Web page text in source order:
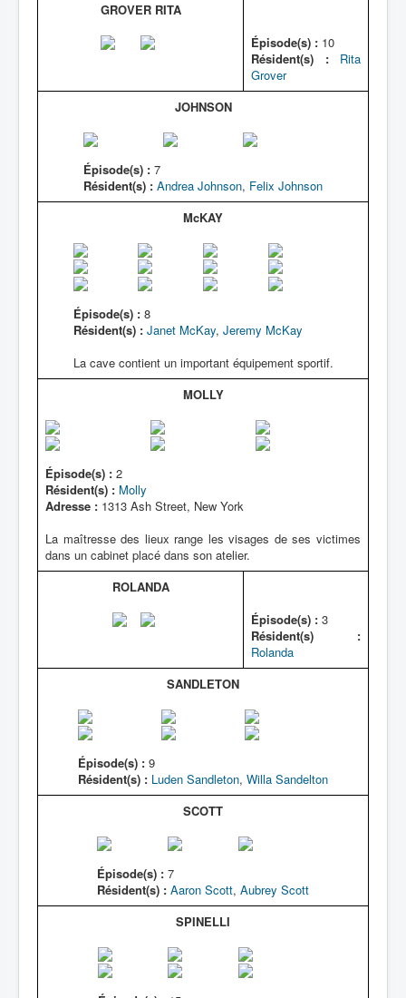
GROVER RITA
Épisode(s) : 10
Résident(s) :
Rita
Grover
JOHNSON
Épisode(s) : 7
Résident(s) : Andrea Johnson, Felix Johnson
McKAY
Épisode(s) :8
Résident(s) : Janet McKay, Jeremy McKay
La cave contient un important équipement sportif.
MOLLY
Épisode(s) : 2
Résident(s) : Molly
Adresse : 1313 Ash Street, New York
La maîtresse des lieux range les visages de ses victimes
dans un cabinet placé dans son atelier.
ROLANDA
Épisode(s) : 3
Résident(s) :
Rolanda
SANDLETON
Épisode(s) : 9
Résident(s) : Luden Sandleton, Willa Sandelton
SCOTT
Épisode(s) : 7
Résident(s) : Aaron Scott, Aubrey Scott
SPINELLI